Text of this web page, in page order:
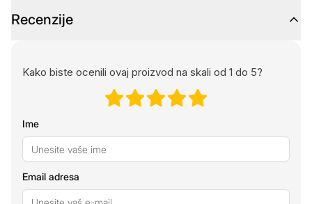
Recenzije
Kako biste ocenili ovaj proizvod na skali od 1 do 5?
Ime
Email adresa